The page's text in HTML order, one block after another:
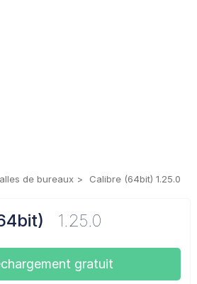
de bureaux Calibre (64bit) 1.25.0
1.25.0
gratuit